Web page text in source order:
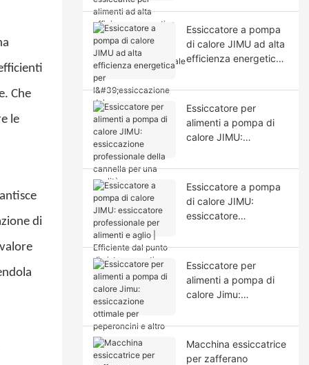
Che
le
di
per alimenti ad alta
efficienza energetica
e prestazioni elevate
per uso
commerciale/industrial
Essiccatore a pompa
di calore JIMU ad alta
efficienza energetica
peperone - Macchina
professionale per
l'essiccazione degli
alimenti
Essiccatore per
alimenti a pompa di
calore JIMU:
professionale della
cannella per una
qualità e un sapore
superiori.
Essiccatore a pompa
di calore JIMU:
essiccatore
alimenti e aglio |
Efficiente dal punto di
vista energetico
Essiccatore per
alimenti a pompa di
calore Jimu:
per peperoncini e altro
ancora.
Macchina essiccatrice
per zafferano